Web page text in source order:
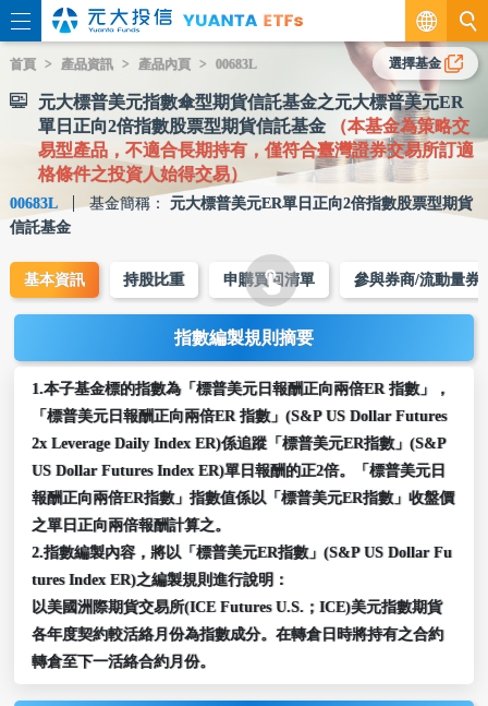
繁
EN
首頁 產品資訊 產品內頁 00683L
元大標普美元指數傘型期貨信託基金之元大標普美元ER
單日正向2倍指數股票型期貨信託基金
（本基金為策略交
易型產品，不適合長期持有，僅符合臺灣證券交易所訂適
格條件之投資人始得交易）
00683L 基金簡稱： 元大標普美元ER單日正向2倍指數股票型期貨
信託基金
選擇基金
基本資訊 持股比重 申購買回清單 參與券商/流動量券
指數編製規則摘要
1.本子基金標的指數為「標普美元日報酬正向兩倍ER 指數」，
「標普美元日報酬正向兩倍ER 指數」(S&P US Dollar Futures
2x Leverage Daily Index ER)係追蹤「標普美元ER指數」(S&P
US Dollar Futures Index ER)單日報酬的正2倍。「標普美元日
報酬正向兩倍ER指數」指數值係以「標普美元ER指數」收盤價
之單日正向兩倍報酬計算之。
2.指數編製內容，將以「標普美元ER指數」(S&P US Dollar Fu
tures Index ER)之編製規則進行說明：
以美國洲際期貨交易所(ICE Futures U.S.；ICE)美元指數期貨
各年度契約較活絡月份為指數成分。在轉倉日時將持有之合約
轉倉至下一活絡合約月份。